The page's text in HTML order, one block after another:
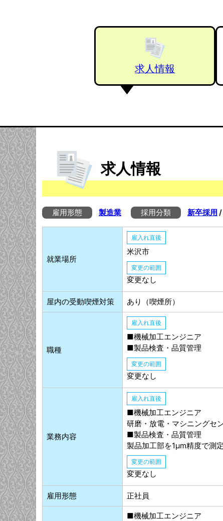
求人情報
求人情報
雇用形態 製造業 採用分類 新卒採用 /
就業場所
雇入れ直後
米沢市
変更の範囲
変更なし
屋内の受動喫煙対策 あり（喫煙所）
職種
雇入れ直後
■機械加工エンジニア
■製品検査・品質管理
変更の範囲
変更なし
業務内容
雇入れ直後
■機械加工エンジニア
研磨・放電・マシニングセ
■製品検査・品質管理
製品加工部を1μm精度で測
変更の範囲
変更なし
雇用形態 正社員
■機械加工エンジニア